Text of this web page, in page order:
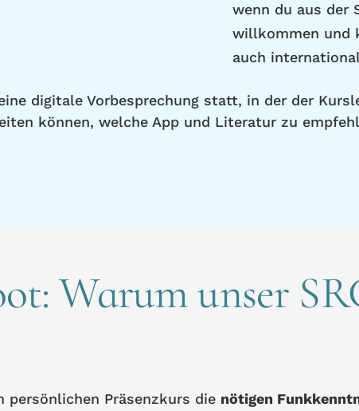
wenn du aus der
willkommen und
auch
digitale Vorbesprechung statt, in der der
können, welche App und Literatur zu
Warum unser
Präsenzkurs die nötigen